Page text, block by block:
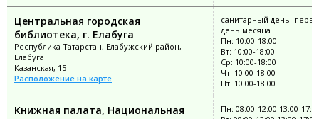
Центральная городская
библиотека, г. Елабуга
Республика Татарстан, Елабужский район,
Елабуга
Казанская, 15
Расположение на карте
санитарный день:
день месяца
Пн: 10:00-18:00
Вт: 10:00-18:00
Ср: 10:00-18:00
Чт: 10:00-18:00
Пт: 10:00-18:00
Книжная палата, Национальная
Пн: 08:00-12:00 13:00-